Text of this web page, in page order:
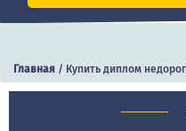
Главная / Купить диплом